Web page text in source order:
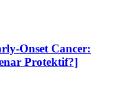
Onset Cancer:
Protektif?]